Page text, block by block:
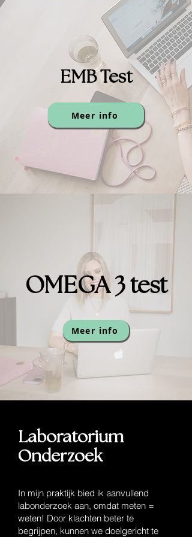
EMB Test
Meer info
OMEGA 3 test
Meer info
Laboratorium
Onderzoek
In mijn praktijk bied ik aanvullend
labonderzoek aan, omdat meten =
weten! Door klachten beter te
begrijpen, kunnen we doelgericht te